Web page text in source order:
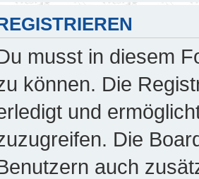
musst in diesem
können. Die
und
Die
auch